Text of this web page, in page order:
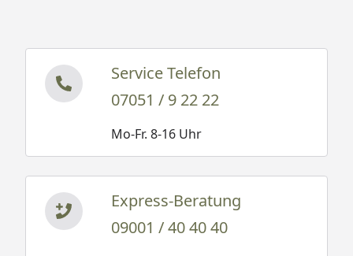
Service Telefon
07051 / 9 22 22
Mo-Fr. 8-16 Uhr
Express-Beratung
09001 / 40 40 40